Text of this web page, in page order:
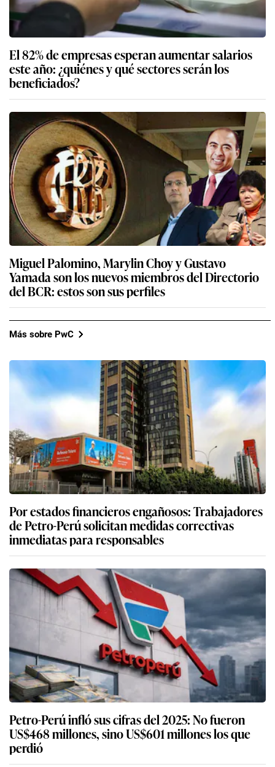
El 82% de empresas esperan aumentar salarios
este año: ¿quiénes y qué sectores serán los
beneficiados?
Miguel Palomino, Marylin Choy y Gustavo
Yamada son los nuevos miembros del Directorio
del BCR: estos son sus perfiles
Más sobre PwC
Por estados financieros engañosos: Trabajadores
de Petro-Perú solicitan medidas correctivas
inmediatas para responsables
Petro-Perú infló sus cifras del 2025: No fueron
US$468 millones, sino US$601 millones los que
perdió